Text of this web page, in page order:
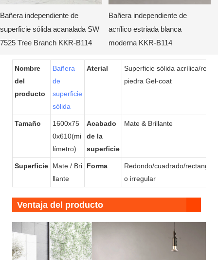
Bañera independiente de
superficie sólida acanalada SW
7525 Tree Branch KKR-B114
Bañera independiente de
acrílico estriada blanca
moderna KKR-B114
Nombre
del
producto
Bañera
de
superficie
sólida
Aterial
Superficie sólida acrílica/
piedra Gel-coat
Tamaño
1600x75
0x610(mi
límetro)
Acabado
de la
superficie
Mate & Brillante
Superficie
Mate / Bri
llante
Forma
Redondo/cuadrado/
o irregular
Ventaja del producto